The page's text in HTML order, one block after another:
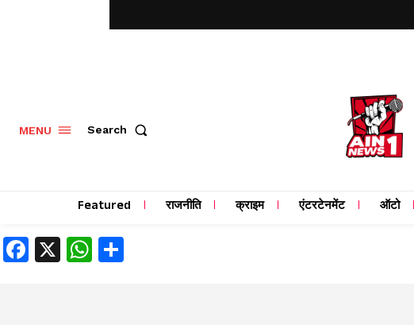
MENU Search
Featured राजनीति क्राइम एंटरटेनमेंट ऑटो
Facebook
X WhatsApp